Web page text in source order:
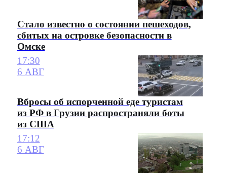
Стало известно о состоянии пешеходов,
сбитых на островке безопасности в
Омске
17:30
6 АВГ
Вбросы об испорченной еде туристам
из РФ в Грузии распространяли боты
из США
17:12
6 АВГ